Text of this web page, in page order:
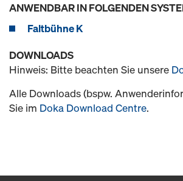
ANWENDBAR IN FOLGENDEN
Faltbühne K
DOWNLOADS
Hinweis: Bitte beachten Sie unsere
Alle Downloads (bspw.
Sie im Doka Download Centre.